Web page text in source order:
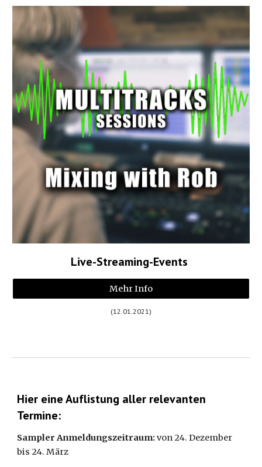
Live-Streaming-Events
Mehr Info
(12.01.2021)
Hier eine Auflistung aller relevanten
Termine:
Sampler Anmeldungszeitraum: von 24. Dezember
bis 24. März